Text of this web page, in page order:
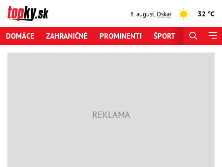
8. august,Oskar 32 °C
DOMÁCE ZAHRANIČNÉ PROMINENTI ŠPORT